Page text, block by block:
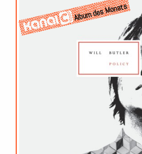
Album des Monats